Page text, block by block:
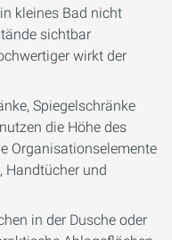
kleines Bad nicht
sichtbar
wirkt der
Spiegelschränke
die Höhe des
Organisationselemente
Handtücher und
in der Dusche oder